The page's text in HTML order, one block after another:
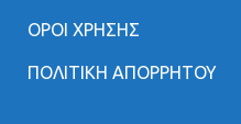
ΟΡΟΙ ΧΡΗΣΗΣ
ΠΟΛΙΤΙΚΗ ΑΠΟΡΡΗΤΟΥ